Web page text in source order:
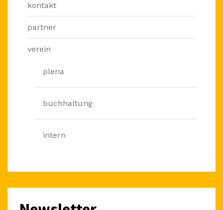
kontakt
partner
verein
plena
buchhaltung
intern